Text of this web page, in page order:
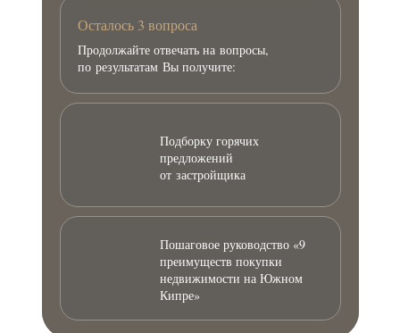
Подборку горячих
предложений
от застройщика
Пошаговое руководство «9
преимуществ покупки
недвижимости на Южном
Кипре»
Осталось 3 вопроса
Продолжайте отвечать на вопросы,
по результатам Вы получите: